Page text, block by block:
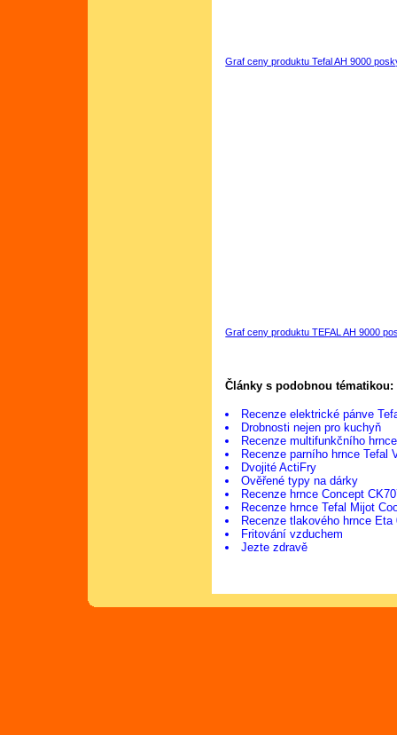
Graf ceny produktu Tefal AH 9000
Graf ceny produktu TEFAL AH 9000
Články s podobnou tématikou:
Recenze elektrické pánve
Drobnosti nejen pro kuchyň
Recenze multifunkčního
Recenze parního hrnce Tefal
Dvojité ActiFry
Ověřené typy na dárky
Recenze hrnce Concept
Recenze hrnce Tefal Mijot
Recenze tlakového hrnce Eta
Fritování vzduchem
Jezte zdravě